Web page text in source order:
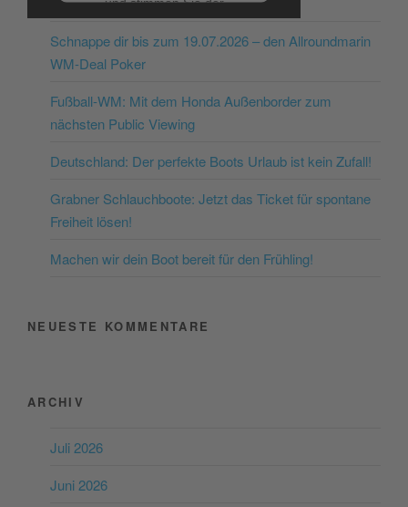
Nutzung des Service zu, um
dieses Video anzusehen.
Mehr Informationen
powered by
Consent Management
Schnappe dir bis zum 19.07.2026 – den Allroundmarin
WM-Deal Poker
Fußball-WM: Mit dem Honda Außenborder zum
nächsten Public Viewing
Deutschland: Der perfekte Boots Urlaub ist kein Zufall!
Grabner Schlauchboote: Jetzt das Ticket für spontane
Freiheit lösen!
Machen wir dein Boot bereit für den Frühling!
NEUESTE KOMMENTARE
ARCHIV
Juli 2026
Juni 2026